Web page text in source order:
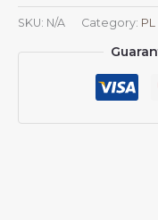
dzianinowa
czapka
beanie,
SKU: N/A Category: PL